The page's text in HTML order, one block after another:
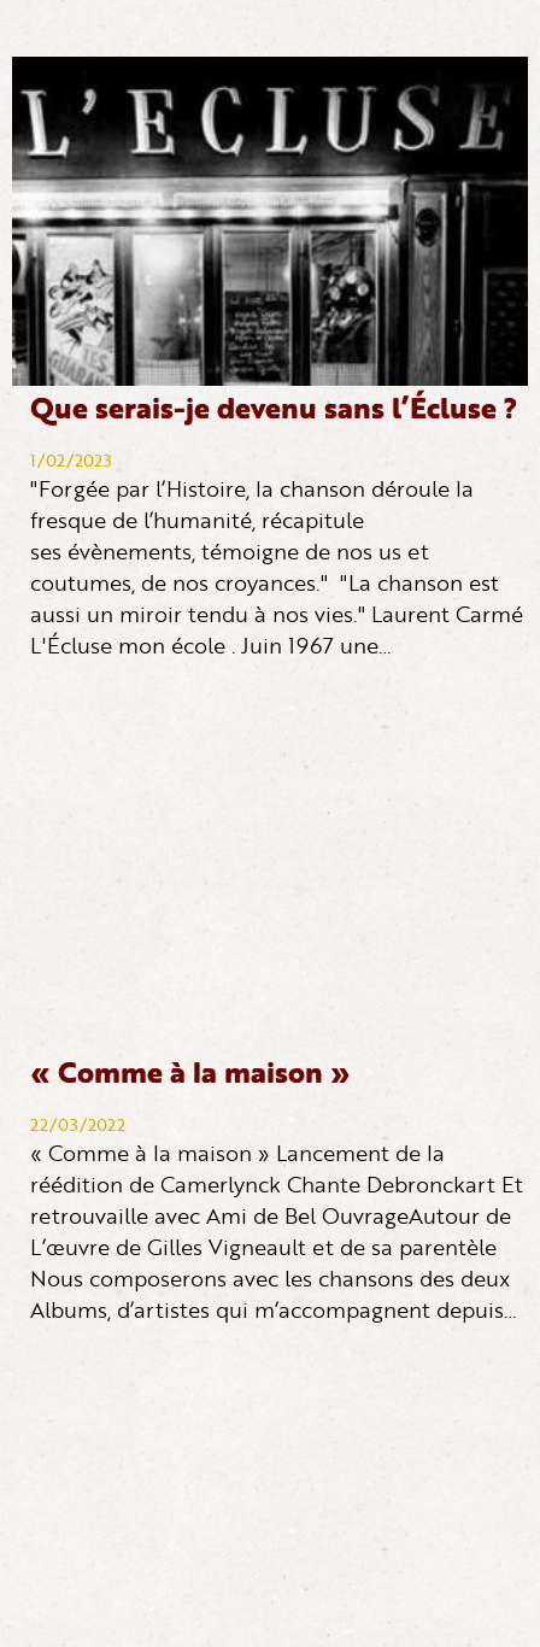
Que serais-je devenu sans l’Écluse ?
1/02/2023
"Forgée par l’Histoire, la chanson déroule la
fresque de l’humanité, récapitule
ses évènements, témoigne de nos us et
coutumes, de nos croyances." "La chanson est
aussi un miroir tendu à nos vies." Laurent Carmé
L'Écluse mon école . Juin 1967 une…
« Comme à la maison »
22/03/2022
« Comme à la maison » Lancement de la
réédition de Camerlynck Chante Debronckart Et
retrouvaille avec Ami de Bel OuvrageAutour de
L’œuvre de Gilles Vigneault et de sa parentèle
Nous composerons avec les chansons des deux
Albums, d’artistes qui m’accompagnent depuis…